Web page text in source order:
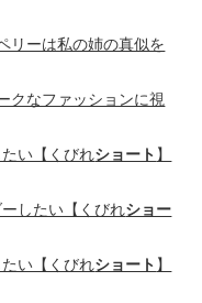
リーは私の姉の真似を
クなファッションに視
い【くびれショート 】
したい【くびれショー
い【くびれショート 】